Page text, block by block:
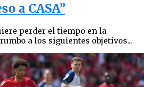
a CASA”
perder el tiempo en la
a los siguientes objetivos...